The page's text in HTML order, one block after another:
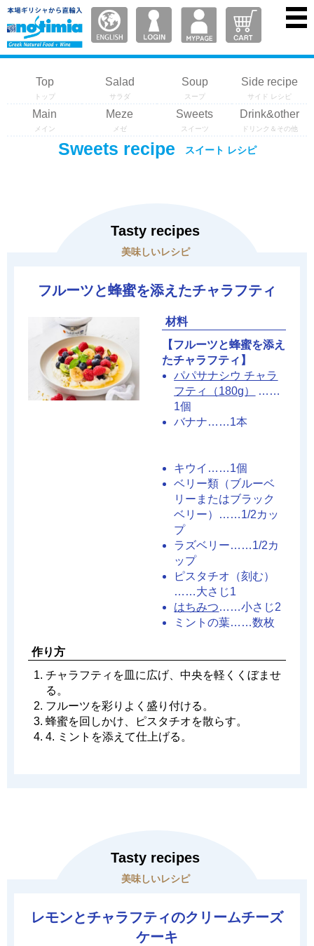
Top
トップ
Salad
サラダ
Soup
スープ
Side recipe
サイド レシピ
Main
メイン
Meze
メゼ
Sweets
スイーツ
Drink&other
ドリンク＆その他
Sweets recipe スイート レシピ
Tasty recipes
美味しいレシピ
フルーツと蜂蜜を添えたチャラフティ
材料
【フルーツと蜂蜜を添え
たチャラフティ】
パパサナシウ チャラ
フティ（180g）
……
1個
バナナ……1本
キウイ……1個
ベリー類（ブルーベ
リーまたはブラック
ベリー）……1/2カッ
プ
ラズベリー……1/2カ
ップ
ピスタチオ（刻む）
……大さじ1
はちみつ……小さじ2
ミントの葉……数枚
作り方
チャラフティを皿に広げ、中央を軽くくぼませ
る。
フルーツを彩りよく盛り付ける。
蜂蜜を回しかけ、ピスタチオを散らす。
4. ミントを添えて仕上げる。
Tasty recipes
美味しいレシピ
レモンとチャラフティのクリームチーズ
ケーキ